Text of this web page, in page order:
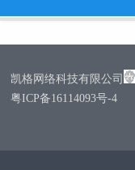
凯格网络科技有限公司
粤ICP备16114093号-4